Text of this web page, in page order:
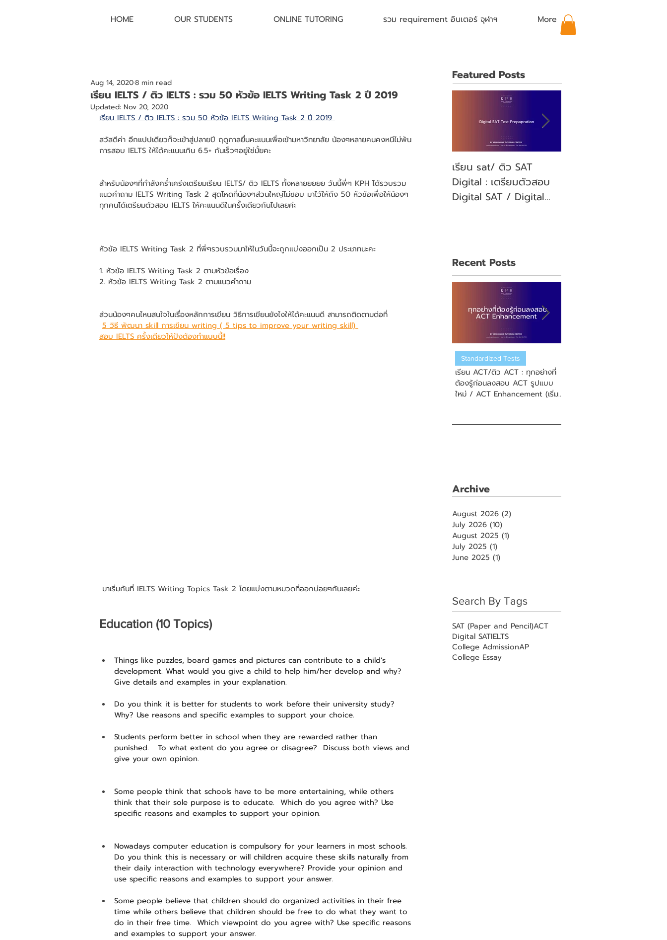
HOME OUR STUDENTS ONLINE TUTORING รวม requirement อินเตอร์ จุฬาฯ More
เรียน IELTS / ติว IELTS : รวม 50 หัวข้อ IELTS Writing Task 2 ปี 2019
Aug 14, 20208 min read
Updated: Nov 20, 2020
เรียน IELTS / ติว IELTS : รวม 50 หัวข้อ IELTS Writing Task 2 ปี 2019
สวัสดีค่า อีกแปปเดียวก็จะเข้าสู่ปลายปี ฤดูกาลยื่นคะแนนเพื่อเข้ามหาวิทยาลัย น้องๆหลายคนคงหนีไม่พ้น
การสอบ IELTS ให้ได้คะแนนเกิน 6.5+ กันเร็วๆอยู่ใช่มั้ยคะ
สำหรับน้องๆที่กำลังคร่ำเคร่งเตรียมเรียน IELTS/ ติว IELTS ทั้งหลายยยยย วันนี้พี่ๆ KPH ได้รวบรวม
แนวคำถาม IELTS Writing Task 2 สุดโหดที่น้องๆส่วนใหญ่ไม่ชอบ มาไว้ให้ถึง 50 หัวข้อเพื่อให้น้องๆ
ทุกคนได้เตรียมตัวสอบ IELTS ให้คะแนนดีในครั้งเดียวกันไปเลยค่ะ
หัวข้อ IELTS Writing Task 2 ที่พี่ๆรวบรวมมาให้ในวันนี้จะถูกแบ่งออกเป็น 2 ประเภทนะคะ
1. หัวข้อ IELTS Writing Task 2 ตามหัวข้อเรื่อง
2. หัวข้อ IELTS Writing Task 2 ตามแนวคำถาม
ส่วนน้องๆคนไหนสนใจในเรื่องหลักการเขียน วิธีการเขียนยังไงให้ได้คะแนนดี สามารถติดตามต่อที่
5 วิธี พัฒนา skill การเขียน writing ( 5 tips to improve your writing skill)
สอบ IELTS ครั้งเดียวให้ปังต้องทำแบบนี้!!
มาเริ่มกันที่ IELTS Writing Topics Task 2 โดยแบ่งตามหมวดที่ออกบ่อยๆกันเลยค่ะ
Education (10 Topics)
Things like puzzles, board games and pictures can contribute to a child’s
development. What would you give a child to help him/her develop and why?
Give details and examples in your explanation.
Do you think it is better for students to work before their university study?
Why? Use reasons and specific examples to support your choice.
Students perform better in school when they are rewarded rather than
punished.   To what extent do you agree or disagree?  Discuss both views and
give your own opinion.
Some people think that schools have to be more entertaining, while others
think that their sole purpose is to educate.  Which do you agree with? Use
specific reasons and examples to support your opinion.
Nowadays computer education is compulsory for your learners in most schools.
Do you think this is necessary or will children acquire these skills naturally from
their daily interaction with technology everywhere? Provide your opinion and
use specific reasons and examples to support your answer.
Some people believe that children should do organized activities in their free
time while others believe that children should be free to do what they want to
do in their free time.  Which viewpoint do you agree with? Use specific reasons
and examples to support your answer.
Featured Posts
เรียน sat/ ติว SAT
Digital : เตรียมตัวสอบ
Digital SAT / Digital
Recent Posts
เรียน ACT/ติว ACT : ทุกอย่างที่
ต้องรู้ก่อนลงสอบ ACT รูปแบบ
ใหม่ / ACT Enhancement (เริ่ม
Standardized Tests
Archive
August 2026 (2)
July 2026 (10)
August 2025 (1)
July 2025 (1)
June 2025 (1)
Search By Tags
SAT (Paper and Pencil)ACT
Digital SATIELTS
College AdmissionAP
College Essay